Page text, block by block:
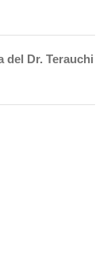
del Dr. Terauchi